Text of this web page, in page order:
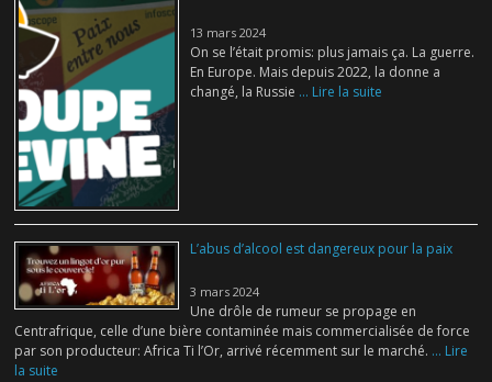
13 mars 2024
On se l’était promis: plus jamais ça. La guerre.
En Europe. Mais depuis 2022, la donne a
changé, la Russie ... Lire la suite
L’abus d’alcool est dangereux pour la paix
3 mars 2024
Une drôle de rumeur se propage en
Centrafrique, celle d’une bière contaminée mais commercialisée de force
par son producteur: Africa Ti l’Or, arrivé récemment sur le marché. ... Lire
la suite